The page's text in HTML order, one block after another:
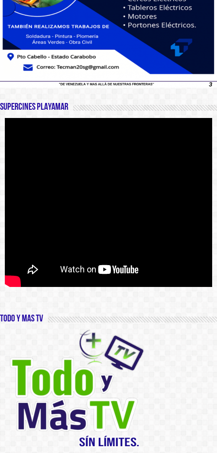
SUPERCINES PLAYAMAR
Todo y Mas TV